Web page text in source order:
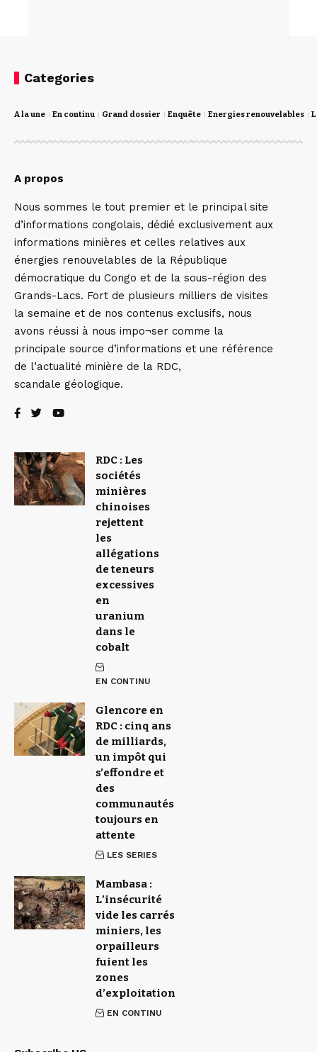
Categories
A la une En continu Grand dossier Enquête Energies renouvelables
A propos
Nous sommes le tout premier et le principal site
d’informations congolais, dédié exclusivement aux
informations minières et celles relatives aux
énergies renouvelables de la République
démocratique du Congo et de la sous-région des
Grands-Lacs. Fort de plusieurs milliers de visites
la semaine et de nos contenus exclusifs, nous
avons réussi à nous impo¬ser comme la
principale source d’informations et une référence
de l’actualité minière de la RDC,
scandale géologique.
RDC : Les
sociétés
minières
chinoises
rejettent
les
allégations
de teneurs
excessives
en
uranium
dans le
cobalt
EN CONTINU
Glencore en
RDC : cinq ans
de milliards,
un impôt qui
s’effondre et
des
communautés
toujours en
attente
LES SERIES
Mambasa :
L’insécurité
vide les carrés
miniers, les
orpailleurs
fuient les
zones
d’exploitation
EN CONTINU